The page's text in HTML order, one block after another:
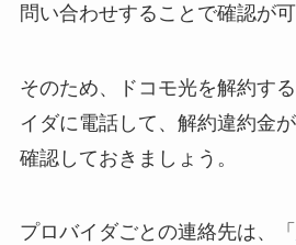
問い合わせすることで確認が可
そのため、ドコモ光を解約す
イダに電話して、解約違約金
確認しておきましょう。
プロバイダごとの連絡先は、「